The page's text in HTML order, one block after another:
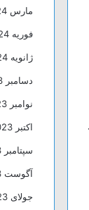
مارس 2024
فوریه 2024
ژانویه 2024
دسامبر 2023
نوامبر 2023
اکتبر 2023
سپتامبر 2023
آگوست 2023
جولای 2023